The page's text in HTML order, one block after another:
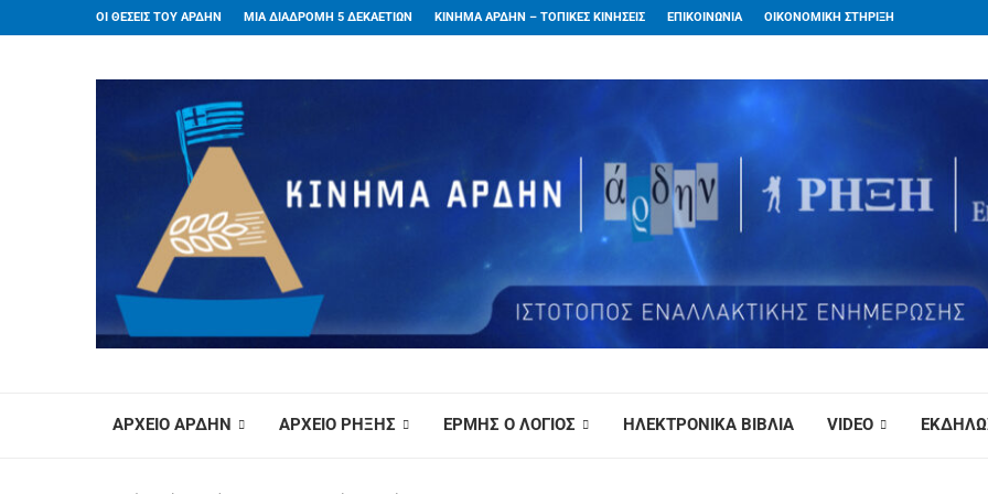
ΟΙ ΘΕΣΕΙΣ ΤΟΥ ΑΡΔΗΝ ΜΙΑ ΔΙΑΔΡΟΜΗ 5 ΔΕΚΑΕΤΙΩΝ ΚΙΝΗΜΑ ΑΡΔΗΝ – ΤΟΠΙΚΕΣ ΚΙΝΗΣΕΙΣ ΕΠΙΚΟΙΝΩΝΙΑ ΟΙΚΟΝΟΜΙΚΗ ΣΤΗΡΙΞΗ
ΑΡΧΕΙΟ ΑΡΔΗΝ ΑΡΧΕΙΟ ΡΗΞΗΣ ΕΡΜΗΣ Ο ΛΟΓΙΟΣ ΗΛΕΚΤΡΟΝΙΚΑ ΒΙΒΛΙΑ VIDEO